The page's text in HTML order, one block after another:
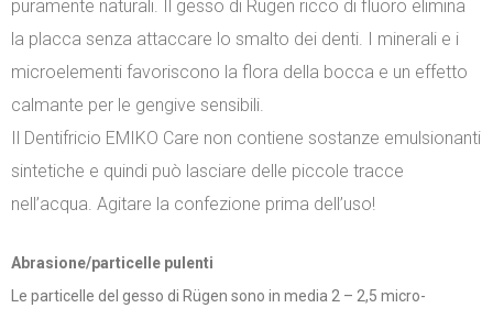
puramente naturali. Il gesso di Rügen ricco di fluoro elimina
la placca senza attaccare lo smalto dei denti. I minerali e i
microelementi favoriscono la flora della bocca e un effetto
calmante per le gengive sensibili.
Il Dentifricio EMIKO Care non contiene sostanze emulsionanti
sintetiche e quindi può lasciare delle piccole tracce
nell’acqua. Agitare la confezione prima dell’uso!
Abrasione/particelle pulenti
Le particelle del gesso di Rügen sono in media 2 – 2,5 micro-